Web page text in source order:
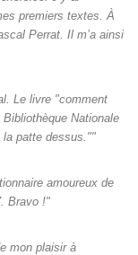
premiers textes. À
Perrat. Il m’a ainsi
Le livre "comment
Nationale
la patte dessus.""
amoureux de
Bravo !"
mon plaisir à